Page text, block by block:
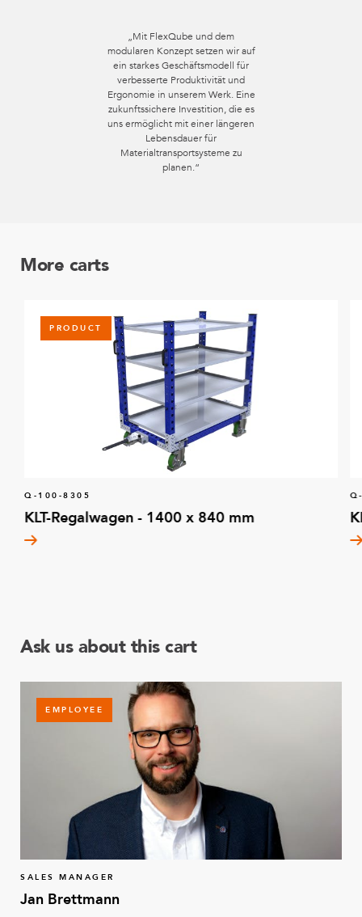
„Mit FlexQube und dem
modularen Konzept setzen wir auf
ein starkes Geschäftsmodell für
verbesserte Produktivität und
Ergonomie in unserem Werk. Eine
zukunftssichere Investition, die es
uns ermöglicht mit einer längeren
Lebensdauer für
Materialtransportsysteme zu
planen.“
More carts
PRODUCT
Q-100-8305
KLT-Regalwagen - 1400 x 840 mm
Ask us about this cart
EMPLOYEE
SALES MANAGER
Jan Brettmann